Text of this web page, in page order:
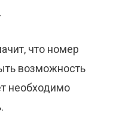
что номер
возможность
необходимо